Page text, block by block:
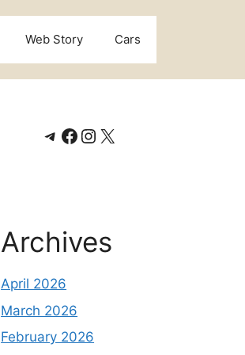
Web Story Cars
Telegram
Facebook
Instagram
X
Archives
April 2026
March 2026
February 2026